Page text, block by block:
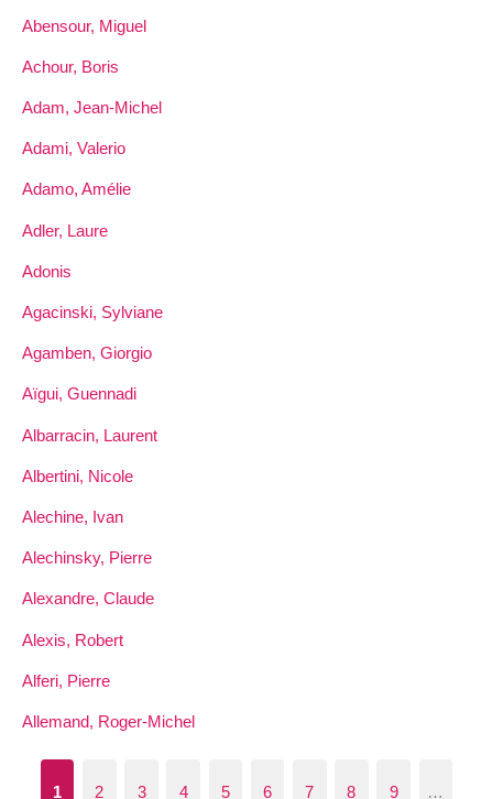
Abensour, Miguel
Achour, Boris
Adam, Jean-Michel
Adami, Valerio
Adamo, Amélie
Adler, Laure
Adonis
Agacinski, Sylviane
Agamben, Giorgio
Aïgui, Guennadi
Albarracin, Laurent
Albertini, Nicole
Alechine, Ivan
Alechinsky, Pierre
Alexandre, Claude
Alexis, Robert
Alferi, Pierre
Allemand, Roger-Michel
1 2 3 4 5 6 7 8 9 …